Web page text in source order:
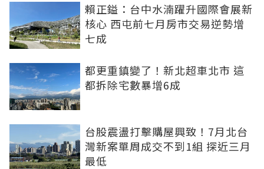
賴正鎰：台中水湳躍升國際會展新
核心 西屯前七月房市交易逆勢增
七成
都更重鎮變了！新北超車北市 這
都拆除宅數暴增6成
台股震盪打擊購屋興致！7月北台
灣新案單周成交不到1組 探近三月
最低